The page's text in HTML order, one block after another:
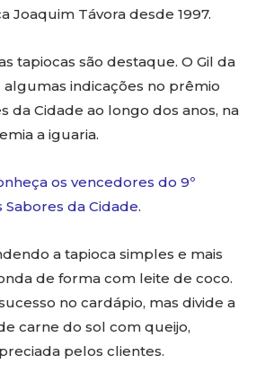
Joaquim Távora desde 1997.
tapiocas são destaque. O Gil da
indicações no prêmio
da Cidade ao longo dos anos, na
a iguaria.
os vencedores do 9º
da Cidade.
a tapioca simples e mais
de forma com leite de coco.
no cardápio, mas divide a
carne do sol com queijo,
pelos clientes.